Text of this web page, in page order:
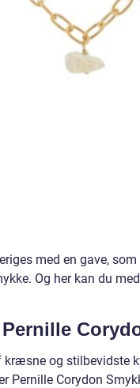
med en gave,
Og her kan du
og stilbevidste
Pernille Corydon